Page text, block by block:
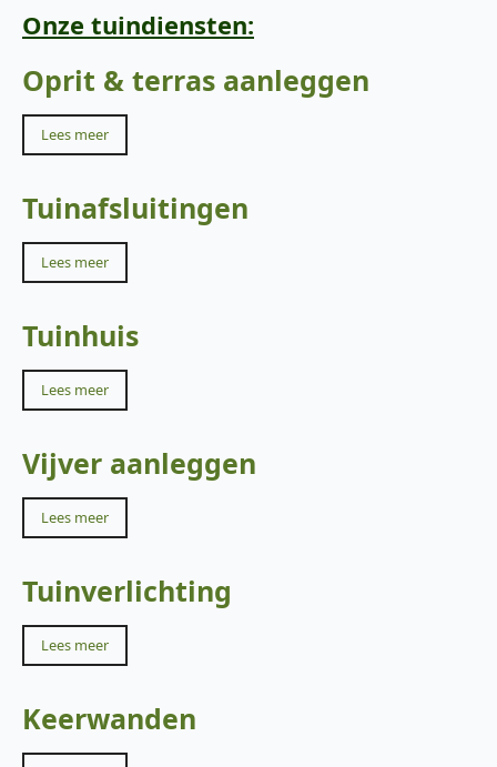
Onze tuindiensten:
Oprit & terras aanleggen
Lees meer
Tuinafsluitingen
Lees meer
Tuinhuis
Lees meer
Vijver aanleggen
Lees meer
Tuinverlichting
Lees meer
Keerwanden